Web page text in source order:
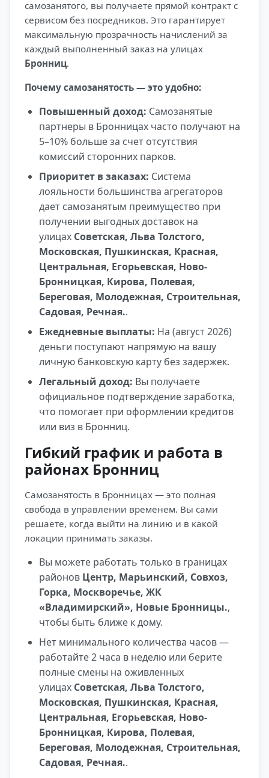
самозанятого, вы получаете прямой контракт с
сервисом без посредников. Это гарантирует
максимальную прозрачность начислений за
каждый выполненный заказ на улицах
Бронниц.
Почему самозанятость — это удобно:
Повышенный доход: Самозанятые
партнеры в Бронницах часто получают на
5–10% больше за счет отсутствия
комиссий сторонних парков.
Приоритет в заказах: Система
лояльности большинства агрегаторов
дает самозанятым преимущество при
получении выгодных доставок на
улицах Советская, Льва Толстого,
Московская, Пушкинская, Красная,
Центральная, Егорьевская, Ново-
Бронницкая, Кирова, Полевая,
Береговая, Молодежная, Строительная,
Садовая, Речная..
Ежедневные выплаты: На (август 2026)
деньги поступают напрямую на вашу
личную банковскую карту без задержек.
Легальный доход: Вы получаете
официальное подтверждение заработка,
что помогает при оформлении кредитов
или виз в Бронниц.
Гибкий график и работа в
районах Бронниц
Самозанятость в Бронницах — это полная
свобода в управлении временем. Вы сами
решаете, когда выйти на линию и в какой
локации принимать заказы.
Вы можете работать только в границах
районов Центр, Марьинский, Совхоз,
Горка, Москворечье, ЖК
«Владимирский», Новые Бронницы.,
чтобы быть ближе к дому.
Нет минимального количества часов —
работайте 2 часа в неделю или берите
полные смены на оживленных
улицах Советская, Льва Толстого,
Московская, Пушкинская, Красная,
Центральная, Егорьевская, Ново-
Бронницкая, Кирова, Полевая,
Береговая, Молодежная, Строительная,
Садовая, Речная..